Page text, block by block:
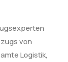
von
Logistik,